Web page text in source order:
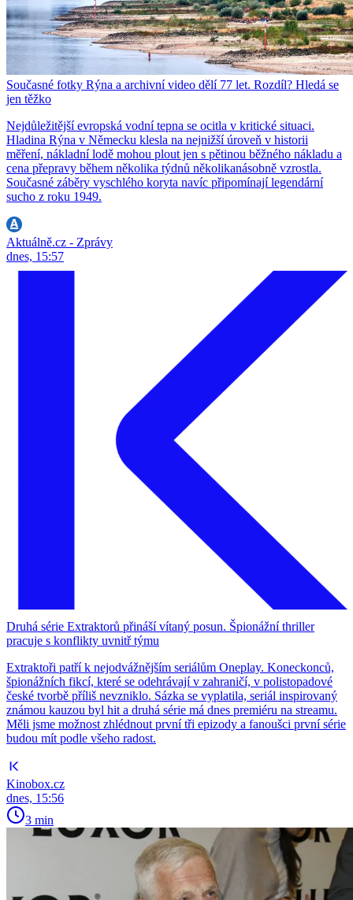
Současné fotky Rýna a archivní video dělí 77 let. Rozdíl? Hledá se
jen těžko
Nejdůležitější evropská vodní tepna se ocitla v kritické situaci.
Hladina Rýna v Německu klesla na nejnižší úroveň v historii
měření, nákladní lodě mohou plout jen s pětinou běžného nákladu a
cena přepravy během několika týdnů několikanásobně vzrostla.
Současné záběry vyschlého koryta navíc připomínají legendární
sucho z roku 1949.
Aktuálně.cz - Zprávy
dnes, 15:57
Druhá série Extraktorů přináší vítaný posun. Špionážní thriller
pracuje s konflikty uvnitř týmu
Extraktoři patří k nejodvážnějším seriálům Oneplay. Koneckonců,
špionážních fikcí, které se odehrávají v zahraničí, v polistopadové
české tvorbě příliš nevzniklo. Sázka se vyplatila, seriál inspirovaný
známou kauzou byl hit a druhá série má dnes premiéru na streamu.
Měli jsme možnost zhlédnout první tři epizody a fanoušci první série
budou mít podle všeho radost.
Kinobox.cz
dnes, 15:56
3 min